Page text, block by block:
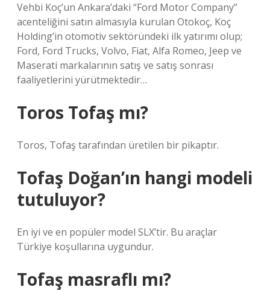
Vehbi Koç’un Ankara’daki “Ford Motor Company”
acenteliğini satın almasıyla kurulan Otokoç, Koç
Holding’in otomotiv sektöründeki ilk yatırımı olup;
Ford, Ford Trucks, Volvo, Fiat, Alfa Romeo, Jeep ve
Maserati markalarının satış ve satış sonrası
faaliyetlerini yürütmektedir…
Toros Tofaş mı?
Toros, Tofaş tarafından üretilen bir pikaptır.
Tofaş Doğan’ın hangi modeli
tutuluyor?
En iyi ve en popüler model SLX’tir. Bu araçlar
Türkiye koşullarına uygundur.
Tofaş masraflı mı?